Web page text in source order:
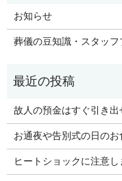
お知らせ
葬儀の豆知識・スタッフ
故人の預金はすぐ引き出
お通夜や告別式の日のお
ヒートショックに注意し